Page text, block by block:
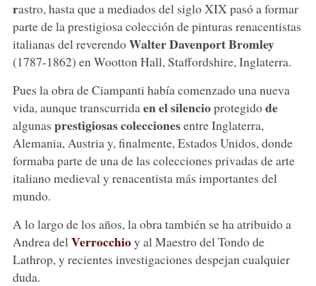
rastro, hasta que a mediados del siglo XIX pasó a formar
parte de la prestigiosa colección de pinturas renacentistas
italianas del reverendoWalterDavenport Bromley
(1787-1862) en Wootton Hall, Staffordshire, Inglaterra.
Pues la obra de Ciampanti había comenzado una nueva
vida, aunque transcurrida en el silencioprotegidode
algunas prestigiosas coleccionesentre Inglaterra,
Alemania, Austria y, finalmente, Estados Unidos, donde
formaba parte de una de las colecciones privadas de arte
italiano medieval y renacentista más importantes del
mundo.
A lo largo de los años, la obra también se ha atribuido a
Andrea del Verrocchioy al Maestro del Tondo de
Lathrop, y recientes investigaciones despejan cualquier
duda.